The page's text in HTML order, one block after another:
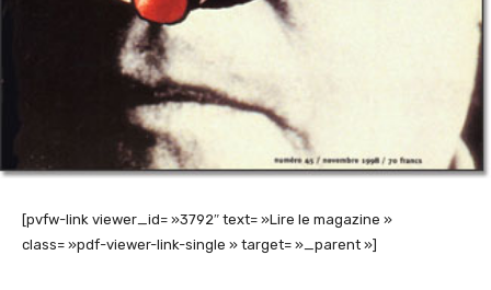
[pvfw-link viewer_id= »3792″ text= »Lire le magazine »
class= »pdf-viewer-link-single » target= »_parent »]